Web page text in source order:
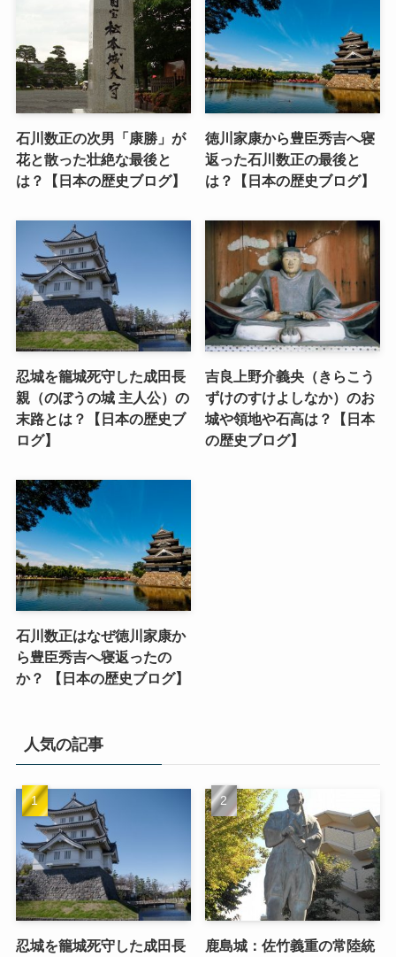
石川数正の次男「康勝」が
花と散った壮絶な最後と
は？【日本の歴史ブログ】
徳川家康から豊臣秀吉へ寝
返った石川数正の最後と
は？【日本の歴史ブログ】
忍城を籠城死守した成田長
親（のぼうの城 主人公）の
末路とは？【日本の歴史ブ
ログ】
吉良上野介義央（きらこう
ずけのすけよしなか）のお
城や領地や石高は？【日本
の歴史ブログ】
石川数正はなぜ徳川家康か
ら豊臣秀吉へ寝返ったの
か？ 【日本の歴史ブログ】
人気の記事
忍城を籠城死守した成田長
鹿島城：佐竹義重の常陸統